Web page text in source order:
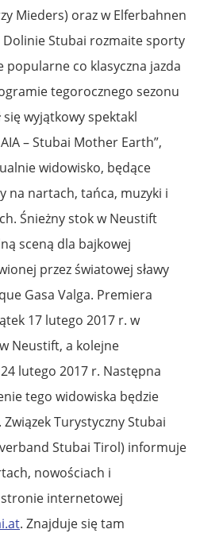
Mieders) oraz w Elferbahnen
Dolinie Stubai rozmaite sporty
popularne co klasyczna jazda
tegorocznego sezonu
się wyjątkowy spektakl
– Stubai Mother Earth”,
widowisko, będące
na nartach, tańca, muzyki i
Śnieżny stok w Neustift
sceną dla bajkowej
przez światowej sławy
Gasa Valga. Premiera
17 lutego 2017 r. w
Neustift, a kolejne
lutego 2017 r. Następna
tego widowiska będzie
Turystyczny Stubai
Stubai Tirol) informuje
nowościach i
internetowej
. Znajduje się tam